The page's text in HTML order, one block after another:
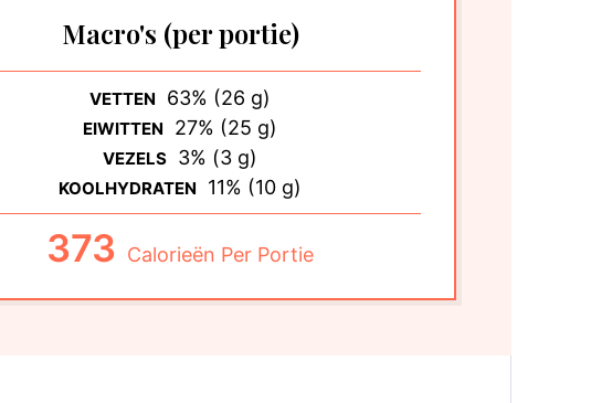
Macro's (per portie)
VETTEN 63% (26 g)
EIWITTEN 27% (25 g)
VEZELS 3% (3 g)
KOOLHYDRATEN 11% (10 g)
373 Calorieën Per Portie